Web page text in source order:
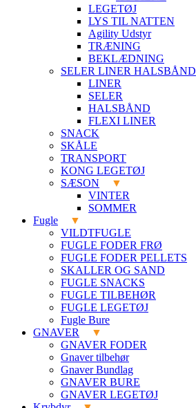
LEGETØJ
LYS TIL NATTEN
Agility Udstyr
TRÆNING
BEKLÆDNING
SELER LINER HALSBÅND
LINER
SELER
HALSBÅND
FLEXI LINER
SNACK
SKÅLE
TRANSPORT
KONG LEGETØJ
SÆSON
VINTER
SOMMER
Fugle
VILDTFUGLE
FUGLE FODER FRØ
FUGLE FODER PELLETS
SKALLER OG SAND
FUGLE SNACKS
FUGLE TILBEHØR
FUGLE LEGETØJ
Fugle Bure
GNAVER
GNAVER FODER
Gnaver tilbehør
Gnaver Bundlag
GNAVER BURE
GNAVER LEGETØJ